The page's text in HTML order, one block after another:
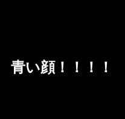
青い顔！！！！